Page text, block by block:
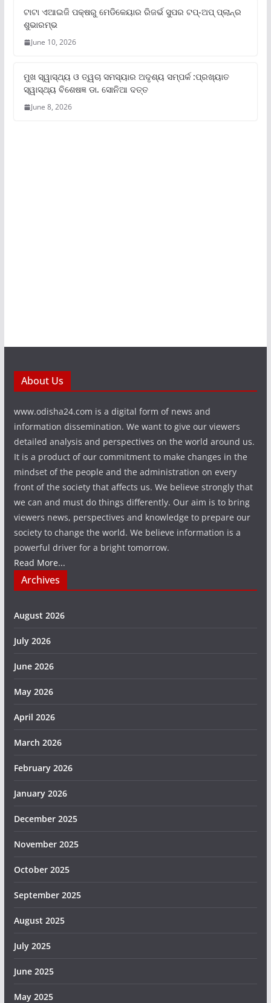
ଟାଟା ଏଆଇଜି ପକ୍ଷରୁ ମେଡିକେୟାର ରିଜର୍ଭ ସୁପର ଟପ୍‌-ଅପ୍ ପ୍ଲାନ୍‌ର
ଶୁଭାରମ୍ଭ
June 10, 2026
ମୁଖ ସ୍ୱାସ୍ଥ୍ୟ ଓ ତ୍ୱଚା ସମସ୍ୟାର ଅଦୃଶ୍ୟ ସମ୍ପର୍କ :ପ୍ରଖ୍ୟାତ
ସ୍ୱାସ୍ଥ୍ୟ ବିଶେଷଜ୍ଞ ଡା. ସୋନିଆ ଦତ୍ତ
June 8, 2026
About Us
www.odisha24.com is a digital form of news and
information dissemination. We want to give our viewers
detailed analysis and perspectives on the world around us.
It is a product of our commitment to make changes in the
mindset of the people and the administration on every
front of the society that affects us. We believe strongly that
we can and must do things differently. Our aim is to bring
viewers news, perspectives and knowledge to prepare our
society to change the world. We believe information is a
powerful driver for a bright tomorrow.
Read More...
Archives
August 2026
July 2026
June 2026
May 2026
April 2026
March 2026
February 2026
January 2026
December 2025
November 2025
October 2025
September 2025
August 2025
July 2025
June 2025
May 2025